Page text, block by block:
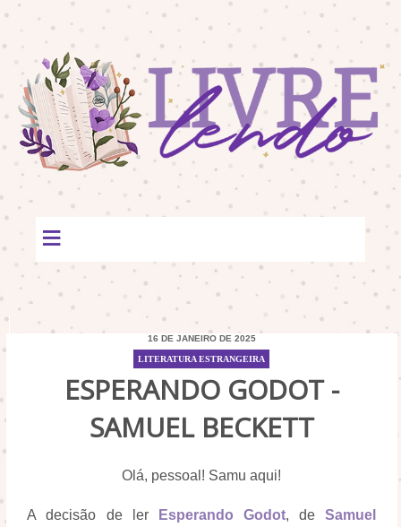
≡
16 DE JANEIRO DE 2025
LITERATURA ESTRANGEIRA
ESPERANDO GODOT -
SAMUEL BECKETT
Olá, pessoal! Samu aqui!
A decisão de ler Esperando Godot, deSamuel